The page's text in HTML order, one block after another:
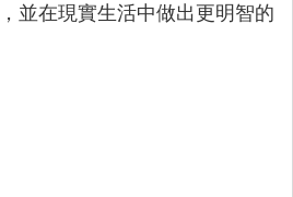
並在現實生活中做出更明智的